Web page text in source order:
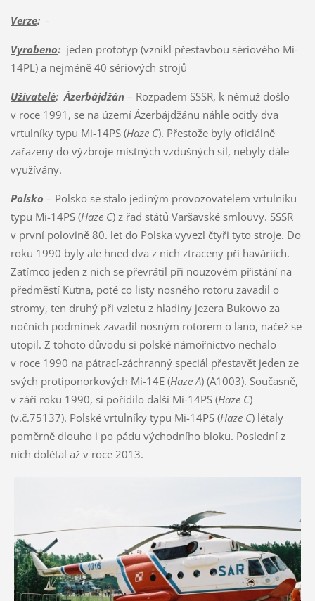
Verze:-
Vyrobeno:jeden prototyp (vznikl přestavbou sériového Mi-
14PL) a nejméně 40 sériových strojů
Uživatelé: Ázerbájdžán– Rozpadem SSSR, k němuž došlo
v roce 1991, se na území Ázerbájdžánu náhle ocitly dva
vrtulníky typu Mi-14PS (Haze C). Přestože byly oficiálně
zařazeny do výzbroje místných vzdušných sil, nebyly dále
využívány.
Polsko – Polsko se stalo jediným provozovatelem vrtulníku
typu Mi-14PS (Haze C) z řad států Varšavské smlouvy. SSSR
v první polovině 80. let do Polska vyvezl čtyři tyto stroje. Do
roku 1990 byly ale hned dva z nich ztraceny při haváriích.
Zatímco jeden z nich se převrátil při nouzovém přistání na
předměstí Kutna, poté co listy nosného rotoru zavadil o
stromy, ten druhý při vzletu z hladiny jezera Bukowo za
nočních podmínek zavadil nosným rotorem o lano, načež se
utopil. Z tohoto důvodu si polské námořnictvo nechalo
v roce 1990 na pátrací-záchranný speciál přestavět jeden ze
svých protiponorkových Mi-14E (Haze A) (A1003). Současně,
v září roku 1990, si pořídilo další Mi-14PS (Haze C)
(v.č.75137). Polské vrtulníky typu Mi-14PS (Haze C) létaly
poměrně dlouho i po pádu východního bloku. Poslední z
nich dolétal až v roce 2013.